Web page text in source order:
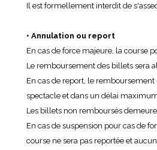
Il est formellement interdit de
• Annulation ou report
En cas de force majeure, la course
Le remboursement des billets sera
En cas de report, le
spectacle et dans un délai
Les billets non remboursés
En cas de suspension pour cas de
course ne sera pas reportée et